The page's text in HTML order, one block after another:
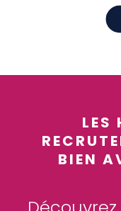
LES
BIEN